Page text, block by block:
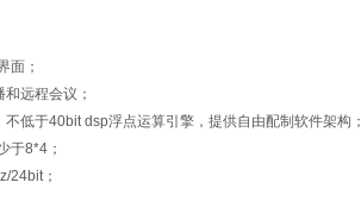
面；
远程会议；
不低于40bit dsp浮点运算引擎，提供自由配制软件架构
于8*4；
24bit；